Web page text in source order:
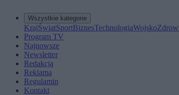
Wszystkie kategorie
KrajŚwiatSportBiznesTechnologiaWojsko
Program TV
Najnowsze
Newsletter
Redakcja
Reklama
Regulamin
Kontakt